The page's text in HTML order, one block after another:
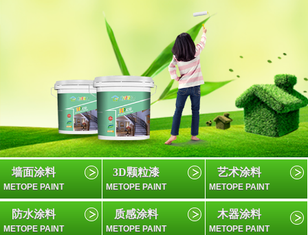
墙面涂料
METOPE PAINT
3D颗粒漆
METOPE PAINT
艺术涂料
METOPE PAINT
防水涂料
METOPE PAINT
质感涂料
METOPE PAINT
木器涂料
METOPE PAINT